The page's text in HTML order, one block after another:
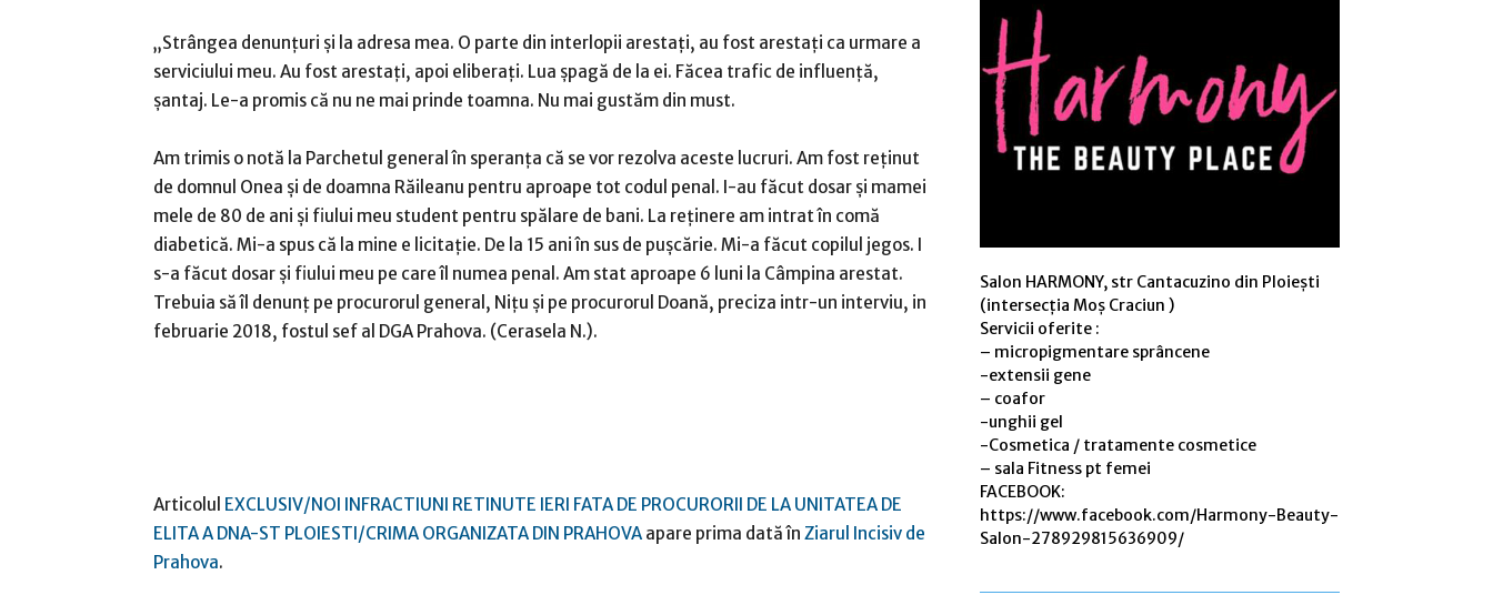
„Strângea denunţuri şi la adresa mea. O parte din interlopii arestaţi, au fost arestaţi ca urmare a
serviciului meu. Au fost arestaţi, apoi eliberaţi. Lua şpagă de la ei. Făcea trafic de influenţă,
şantaj. Le-a promis că nu ne mai prinde toamna. Nu mai gustăm din must.
Am trimis o notă la Parchetul general în speranţa că se vor rezolva aceste lucruri. Am fost reţinut
de domnul Onea şi de doamna Răileanu pentru aproape tot codul penal. I-au făcut dosar şi mamei
mele de 80 de ani şi fiului meu student pentru spălare de bani. La reţinere am intrat în comă
diabetică. Mi-a spus că la mine e licitaţie. De la 15 ani în sus de puşcărie. Mi-a făcut copilul jegos. I
s-a făcut dosar şi fiului meu pe care îl numea penal. Am stat aproape 6 luni la Câmpina arestat.
Trebuia să îl denunţ pe procurorul general, Niţu şi pe procurorul Doană, preciza intr-un interviu, in
februarie 2018, fostul sef al DGA Prahova. (Cerasela N.).
Articolul EXCLUSIV/NOI INFRACTIUNI RETINUTE IERI FATA DE PROCURORII DE LA UNITATEA DE
ELITA A DNA-ST PLOIESTI/CRIMA ORGANIZATA DIN PRAHOVA apare prima dată în Ziarul Incisiv de
Prahova.
Salon HARMONY, str Cantacuzino din Ploiești
(intersecția Moș Craciun )
Servicii oferite :
– micropigmentare sprâncene
-extensii gene
– coafor
-unghii gel
-Cosmetica / tratamente cosmetice
– sala Fitness pt femei
FACEBOOK:
https://www.facebook.com/Harmony-Beauty-
Salon-278929815636909/